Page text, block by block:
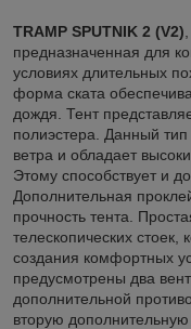
TRAMP SPUTNIK 2 (V2)
предназначенная для
условиях длительных
форма ската
дождя. Тент
полиэстера. Данный
ветра и обладает
Этому способствует и
Дополнительная
прочность тента.
телескопических
создания комфортных
предусмотрены два
дополнительной
вторую